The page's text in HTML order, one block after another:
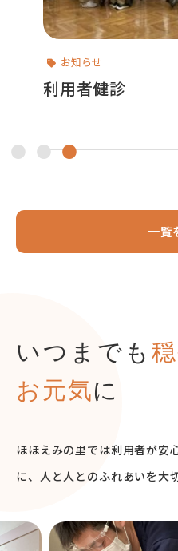
お知らせ
利用者健診
一覧
いつまでも
お元気に
ほほえみの里では利用者が安
に、 人と人とのふれあいを大